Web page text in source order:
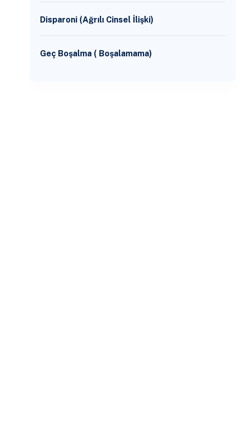
Disparoni (Ağrılı Cinsel İlişki)
Geç Boşalma ( Boşalamama)